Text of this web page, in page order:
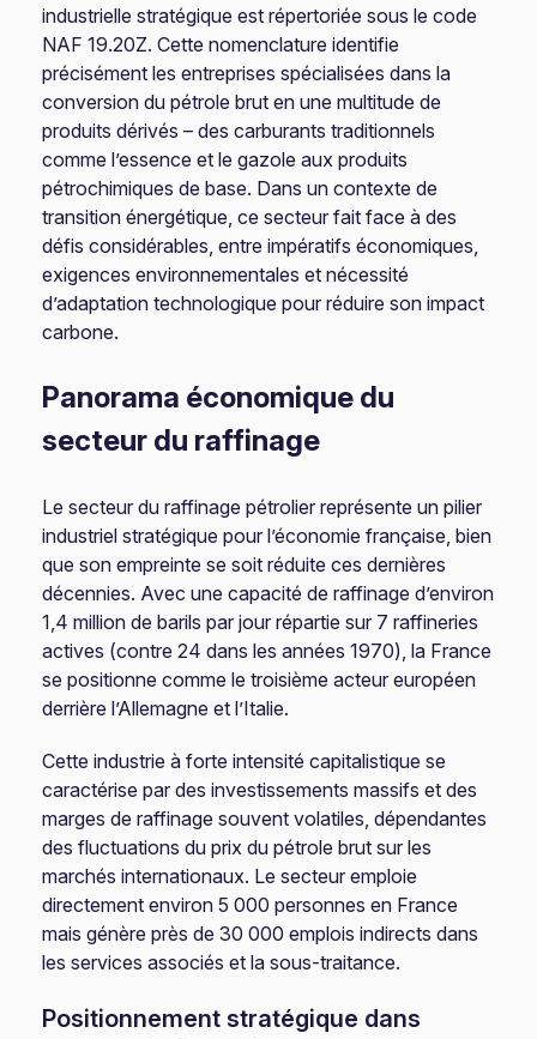
industrielle stratégique est répertoriée sous le code
NAF 19.20Z. Cette nomenclature identifie
précisément les entreprises spécialisées dans la
conversion du pétrole brut en une multitude de
produits dérivés – des carburants traditionnels
comme l’essence et le gazole aux produits
pétrochimiques de base. Dans un contexte de
transition énergétique, ce secteur fait face à des
défis considérables, entre impératifs économiques,
exigences environnementales et nécessité
d’adaptation technologique pour réduire son impact
carbone.
Panorama économique du
secteur du raffinage
Le secteur du raffinage pétrolier représente un pilier
industriel stratégique pour l’économie française, bien
que son empreinte se soit réduite ces dernières
décennies. Avec une capacité de raffinage d’environ
1,4 million de barils par jour répartie sur 7 raffineries
actives (contre 24 dans les années 1970), la France
se positionne comme le troisième acteur européen
derrière l’Allemagne et l’Italie.
Cette industrie à forte intensité capitalistique se
caractérise par des investissements massifs et des
marges de raffinage souvent volatiles, dépendantes
des fluctuations du prix du pétrole brut sur les
marchés internationaux. Le secteur emploie
directement environ 5 000 personnes en France
mais génère près de 30 000 emplois indirects dans
les services associés et la sous-traitance.
Positionnement stratégique dans